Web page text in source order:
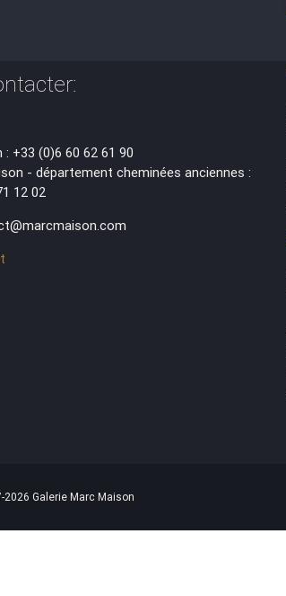
: +33 (0)6 60 62 61 90
- département cheminées anciennes :
12 02
Galerie Marc Maison